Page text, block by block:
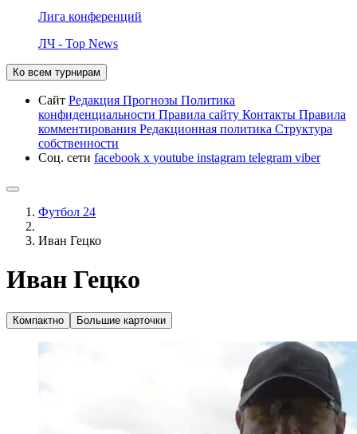
Лига конференций
ЛЧ - Top News
Ко всем турнирам
Сайт Редакция Прогнозы Политика
конфиденциальности Правила сайту Контакты Правила
комментирования Редакционная политика Структура
собственности
Соц. сети facebook x youtube instagram telegram viber
Футбол 24
Иван Гецко
Иван Гецко
Компактно Большие карточки